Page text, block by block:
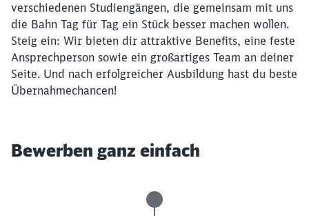
verschiedenen Studiengängen, die gemeinsam mit uns
die Bahn Tag für Tag ein Stück besser machen wollen.
Steig ein: Wir bieten dir attraktive Benefits, eine feste
Ansprechperson sowie ein großartiges Team an deiner
Seite. Und nach erfolgreicher Ausbildung hast du beste
Übernahmechancen!
Bewerben ganz einfach